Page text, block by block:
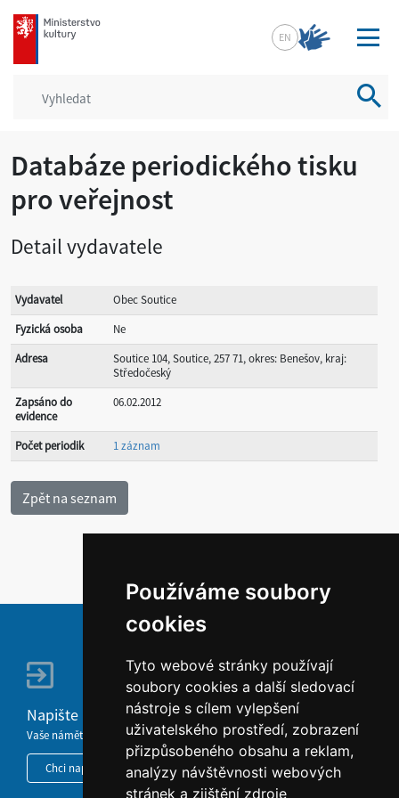
Používáme soubory
cookies
Tyto webové stránky používají
soubory cookies a další sledovací
nástroje s cílem vylepšení
uživatelského prostředí, zobrazení
přizpůsobeného obsahu a reklam,
analýzy návštěvnosti webových
stránek a zjištění zdroje
mkcr.cz
EN
Databáze periodického tisku
pro veřejnost
Detail vydavatele
Vydavatel
Obec Soutice
Fyzická osoba
Ne
Adresa
Soutice 104, Soutice, 257 71, okres: Benešov, kraj:
Středočeský
Zapsáno do
evidence
06.02.2012
Počet periodik 1 záznam
Napište nám
Vaše náměty, komentáře, připomínky a dotazy nezůstanou bez odezvy.
Chci napsat MKČR